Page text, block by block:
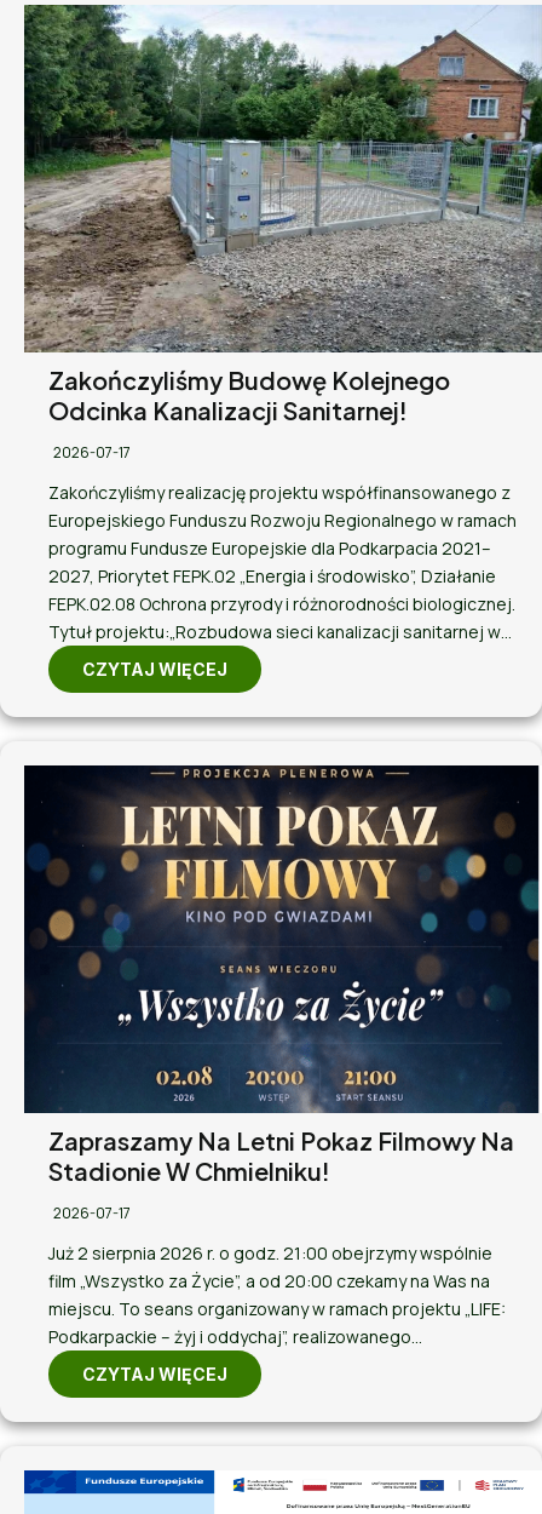
Zakończyliśmy Budowę Kolejnego
Odcinka Kanalizacji Sanitarnej!
2026-07-17
Zakończyliśmy realizację projektu współfinansowanego z
Europejskiego Funduszu Rozwoju Regionalnego w ramach
programu Fundusze Europejskie dla Podkarpacia 2021–
2027, Priorytet FEPK.02 „Energia i środowisko”, Działanie
FEPK.02.08 Ochrona przyrody i różnorodności biologicznej.
Tytuł projektu:„Rozbudowa sieci kanalizacji sanitarnej w…
CZYTAJ WIĘCEJ
Zapraszamy Na Letni Pokaz Filmowy Na
Stadionie W Chmielniku!
2026-07-17
Już 2 sierpnia 2026 r. o godz. 21:00 obejrzymy wspólnie
film „Wszystko za Życie”, a od 20:00 czekamy na Was na
miejscu. To seans organizowany w ramach projektu „LIFE:
Podkarpackie – żyj i oddychaj”, realizowanego…
CZYTAJ WIĘCEJ